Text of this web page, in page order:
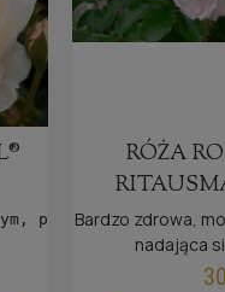
piżmowym zapachem
RÓŻA
Bardzo zdrowa,
nadająca